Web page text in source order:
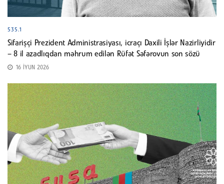
535.1
Sifarişçi Prezident Administrasiyası, icraçı Daxili İşlər Nazirliyidir
– 8 il azadlıqdan məhrum edilən Rüfət Səfərovun son sözü
16 İYUN 2026